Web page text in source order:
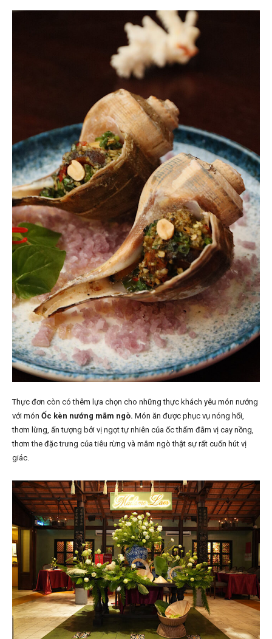
Thực đơn còn có thêm lựa chọn cho những thực khách yêu món nướng
với món Ốc kèn nướng mắm ngò. Món ăn được phục vụ nóng hổi,
thơm lừng, ấn tượng bởi vị ngọt tự nhiên của ốc thấm đẫm vị cay nồng,
thơm the đặc trưng của tiêu rừng và mắm ngò thật sự rất cuốn hút vị
giác.